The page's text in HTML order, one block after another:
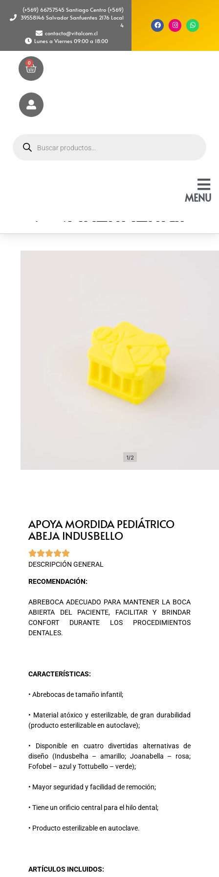
(+569) 66757545 Santiago Centro (+569)
39558146 Salvador Sanfuentes 2176 Local
4
contacto@vitalcom.cl
Lunes a Viernes 09:00 a 18:00
MENU
0
1/2
APOYA MORDIDA PEDIÁTRICO
ABEJA INDUSBELLO

DESCRIPCIÓN GENERAL
RECOMENDACIÓN:
ABREBOCA ADECUADO PARA MANTENER LA BOCA
ABIERTA DEL PACIENTE, FACILITAR Y BRINDAR
CONFORT DURANTE LOS PROCEDIMIENTOS
DENTALES.
CARACTERÍSTICAS:
• Abrebocas de tamaño infantil;
• Material atóxico y esterilizable, de gran durabilidad
(producto esterilizable en autoclave);
• Disponible en cuatro divertidas alternativas de
diseño (Indusbelha – amarillo; Joanabella – rosa;
Fofobel – azul y Tottubello – verde);
• Mayor seguridad y facilidad de remoción;
• Tiene un orificio central para el hilo dental;
• Producto esterilizable en autoclave.
ARTÍCULOS INCLUIDOS: